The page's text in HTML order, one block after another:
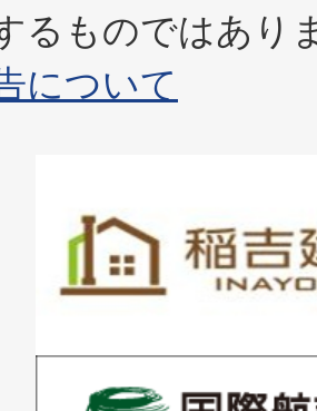
るものではあり
について
枚
目